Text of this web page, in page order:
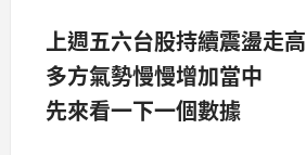
上週五六台股持續震盪走高
多方氣勢慢慢增加當中
先來看一下一個數據